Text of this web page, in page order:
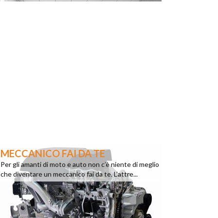
MECCANICO FAI DA TE
Per gli amanti di moto e auto non c’è niente di meglio
che diventare un meccanico fai da te. L’attre...